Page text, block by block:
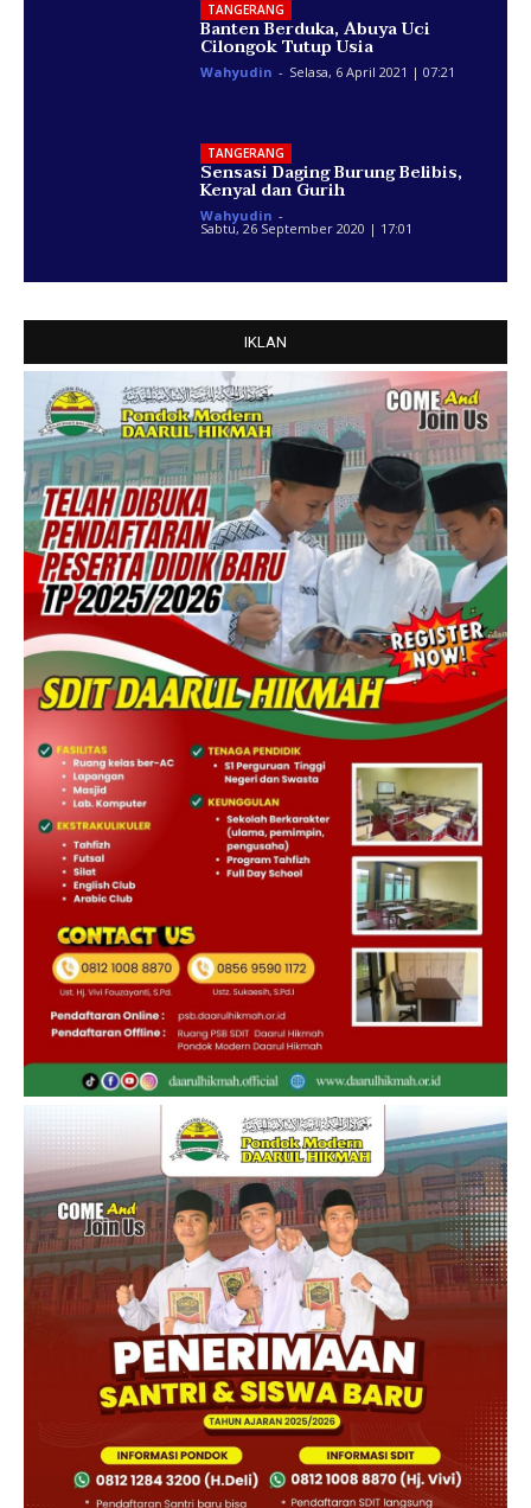
TANGERANG
Banten Berduka, Abuya Uci
Cilongok Tutup Usia
Wahyudin - Selasa, 6 April 2021 | 07:21
TANGERANG
Sensasi Daging Burung Belibis,
Kenyal dan Gurih
Wahyudin -
Sabtu, 26 September 2020 | 17:01
IKLAN